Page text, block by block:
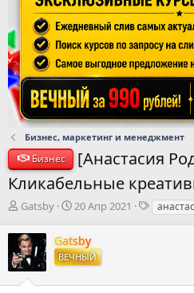
Бизнес, маркетинг и менеджмент
Бизнес
[Анастасия
Кликабельные
А
т
о
р
Gatsby
Д
т
а
н
20 Апр 2021
Т
Gatsby
ВЕЧНЫЙ